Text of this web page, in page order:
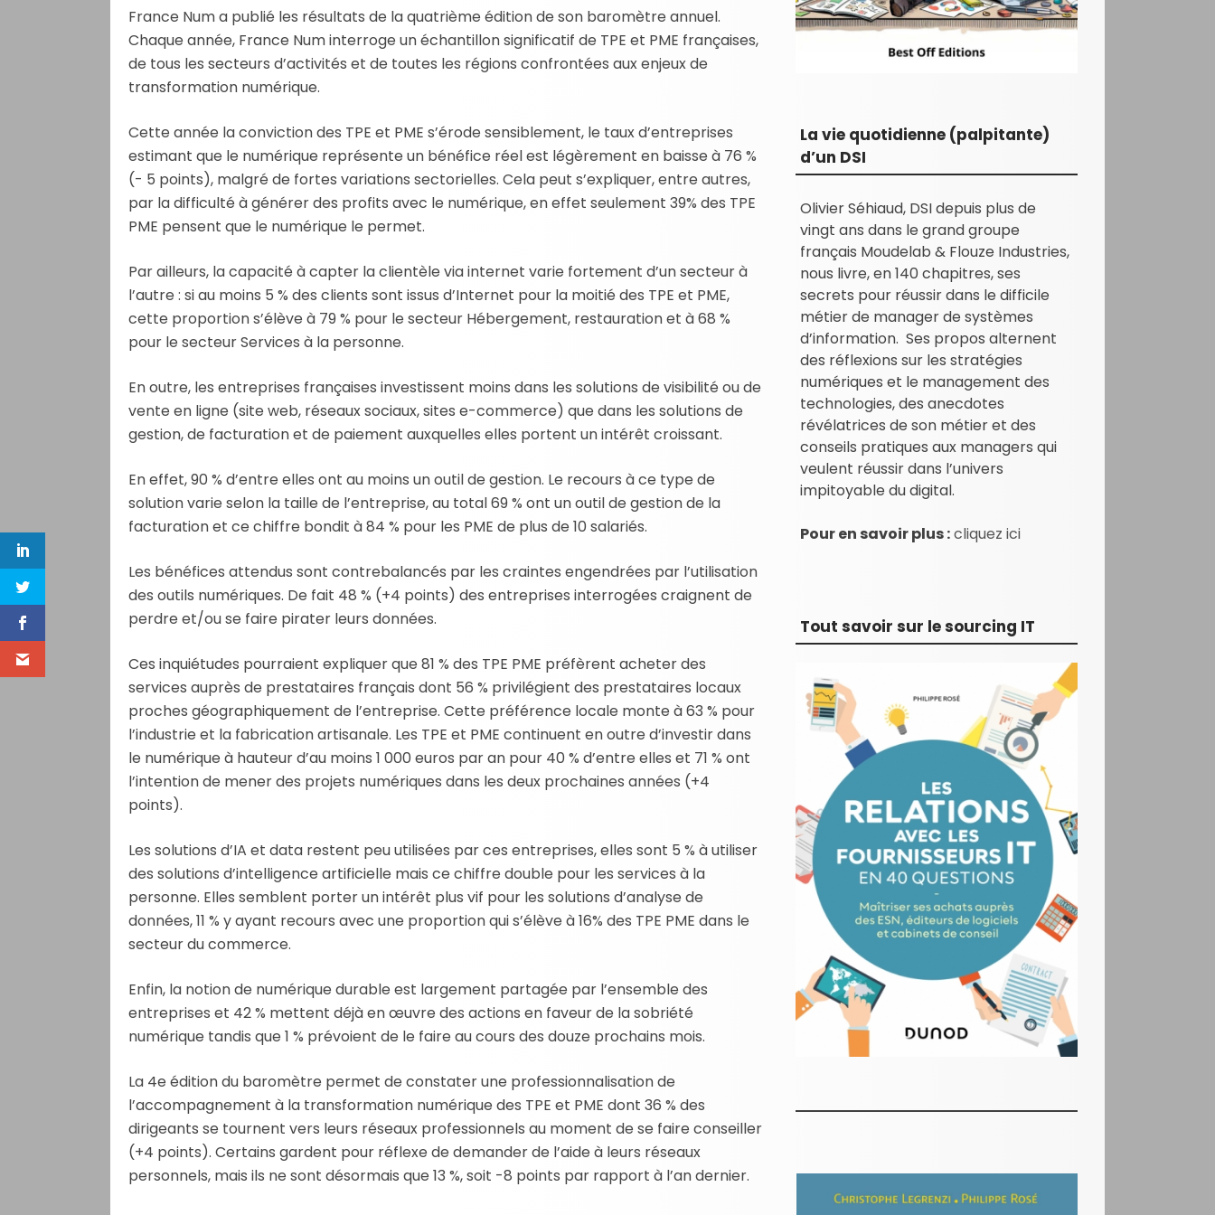
France Num a publié les résultats de la quatrième édition de son baromètre annuel.
Chaque année, France Num interroge un échantillon significatif de TPE et PME françaises,
de tous les secteurs d’activités et de toutes les régions confrontées aux enjeux de
transformation numérique.
Cette année la conviction des TPE et PME s’érode sensiblement, le taux d’entreprises
estimant que le numérique représente un bénéfice réel est légèrement en baisse à 76 %
(- 5 points), malgré de fortes variations sectorielles. Cela peut s’expliquer, entre autres,
par la difficulté à générer des profits avec le numérique, en effet seulement 39% des TPE
PME pensent que le numérique le permet.
Par ailleurs, la capacité à capter la clientèle via internet varie fortement d’un secteur à
l’autre : si au moins 5 % des clients sont issus d’Internet pour la moitié des TPE et PME,
cette proportion s’élève à 79 % pour le secteur Hébergement, restauration et à 68 %
pour le secteur Services à la personne.
En outre, les entreprises françaises investissent moins dans les solutions de visibilité ou de
vente en ligne (site web, réseaux sociaux, sites e-commerce) que dans les solutions de
gestion, de facturation et de paiement auxquelles elles portent un intérêt croissant.
En effet, 90 % d’entre elles ont au moins un outil de gestion. Le recours à ce type de
solution varie selon la taille de l’entreprise, au total 69 % ont un outil de gestion de la
facturation et ce chiffre bondit à 84 % pour les PME de plus de 10 salariés.
Les bénéfices attendus sont contrebalancés par les craintes engendrées par l’utilisation
des outils numériques. De fait 48 % (+4 points) des entreprises interrogées craignent de
perdre et/ou se faire pirater leurs données.
Ces inquiétudes pourraient expliquer que 81 % des TPE PME préfèrent acheter des
services auprès de prestataires français dont 56 % privilégient des prestataires locaux
proches géographiquement de l’entreprise. Cette préférence locale monte à 63 % pour
l’industrie et la fabrication artisanale. Les TPE et PME continuent en outre d’investir dans
le numérique à hauteur d’au moins 1 000 euros par an pour 40 % d’entre elles et 71 % ont
l’intention de mener des projets numériques dans les deux prochaines années (+4
points).
Les solutions d’IA et data restent peu utilisées par ces entreprises, elles sont 5 % à utiliser
des solutions d’intelligence artificielle mais ce chiffre double pour les services à la
personne. Elles semblent porter un intérêt plus vif pour les solutions d’analyse de
données, 11 % y ayant recours avec une proportion qui s’élève à 16% des TPE PME dans le
secteur du commerce.
Enfin, la notion de numérique durable est largement partagée par l’ensemble des
entreprises et 42 % mettent déjà en œuvre des actions en faveur de la sobriété
numérique tandis que 1 % prévoient de le faire au cours des douze prochains mois.
La 4e édition du baromètre permet de constater une professionnalisation de
l’accompagnement à la transformation numérique des TPE et PME dont 36 % des
dirigeants se tournent vers leurs réseaux professionnels au moment de se faire conseiller
(+4 points). Certains gardent pour réflexe de demander de l’aide à leurs réseaux
personnels, mais ils ne sont désormais que 13 %, soit -8 points par rapport à l’an dernier.
La vie quotidienne (palpitante)
d’un DSI
Olivier Séhiaud, DSI depuis plus de
vingt ans dans le grand groupe
français Moudelab & Flouze Industries,
nous livre, en 140 chapitres, ses
secrets pour réussir dans le difficile
métier de manager de systèmes
d’information. Ses propos alternent
des réflexions sur les stratégies
numériques et le management des
technologies, des anecdotes
révélatrices de son métier et des
conseils pratiques aux managers qui
veulent réussir dans l’univers
impitoyable du digital.
Pour en savoir plus :cliquez ici
Tout savoir sur le sourcing IT